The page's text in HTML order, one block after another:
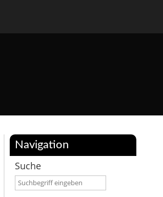
Navigation
Suche